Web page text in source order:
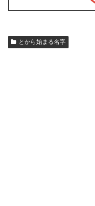
とから始まる名字